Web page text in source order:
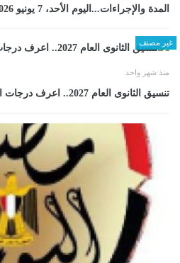
المدة والإجراءات...اليوم الأحد، 7 يونيو 2026 02:07 مـ
غير مصنف
منذ شهر واحد
تنسيق الثانوى العام 2027.. اعرف درجات القبول في 13 محافظة